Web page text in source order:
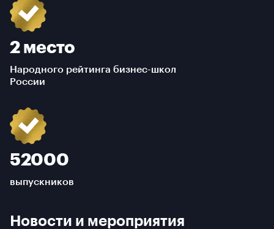
2 место
Народного рейтинга бизнес-школ
России
52000
выпускников
Новости и мероприятия